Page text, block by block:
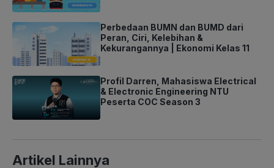
Perbedaan BUMN dan BUMD dari
Peran, Ciri, Kelebihan &
Kekurangannya | Ekonomi Kelas 11
Profil Darren, Mahasiswa Electrical
& Electronic Engineering NTU
Peserta COC Season 3
Artikel Lainnya